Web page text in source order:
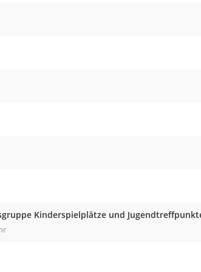
Kinderspielplätze und